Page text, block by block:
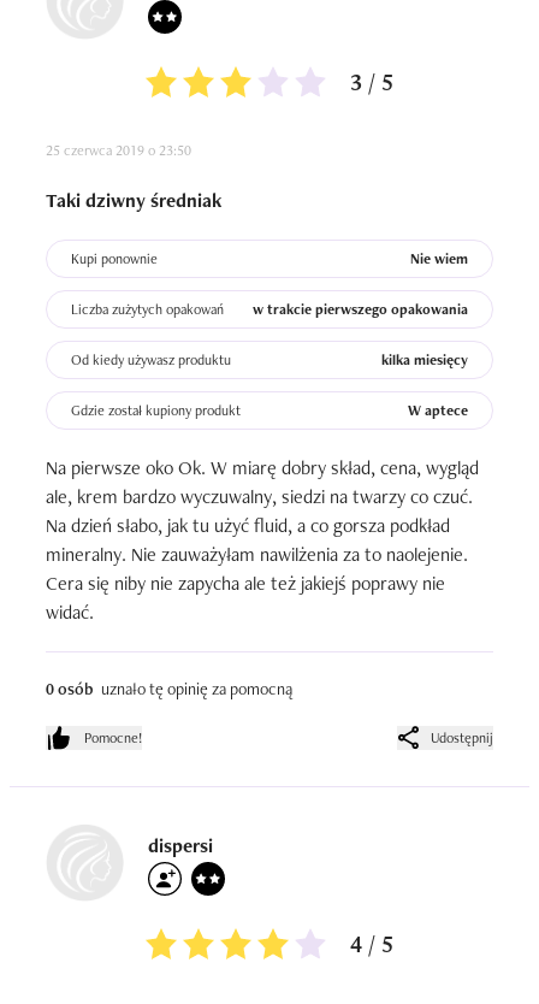
3 / 5
25 czerwca 2019 o 23:50
Taki dziwny średniak
Kupi ponownie Nie wiem
Liczba zużytych opakowań w trakcie pierwszego opakowania
Od kiedy używasz produktu kilka miesięcy
Gdzie został kupiony produkt W aptece
Na pierwsze oko Ok. W miarę dobry skład, cena, wygląd
ale, krem bardzo wyczuwalny, siedzi na twarzy co czuć.
Na dzień słabo, jak tu użyć fluid, a co gorsza podkład
mineralny. Nie zauważyłam nawilżenia za to naolejenie.
Cera się niby nie zapycha ale też jakiejś poprawy nie
widać.
0 osób uznało tę opinię za pomocną
Pomocne! Udostępnij
dispersi
4 / 5